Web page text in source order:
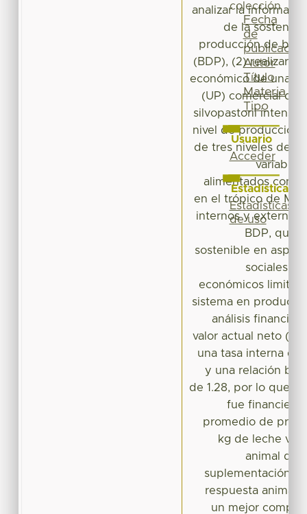
analizar la
de la
producción de
(BDP), (2) realizar
económico de una
(UP) comercial de
silvopastoril
nivel de producción,
de tres niveles de
variables
alimentados con
en el trópico de
internos y externos
BDP, que
sostenible en
sociales.
económicos
sistema en
análisis
valor actual neto
una tasa interna de
y una relación
de 1.28, por lo que
fue
promedio de
kg de leche
animal de
suplementación
respuesta animal
un mejor
colección
Fecha
de
publicación
Autor
Título
Materia
Tipo
Usuario
Acceder
Estadísticas
Estadísticas
de uso